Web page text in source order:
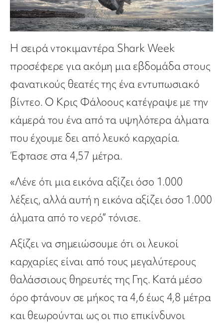
Η σειρά ντοκιμαντέρα Shark Week
προσέφερε για ακόμη μια εβδομάδα στους
φανατικούς θεατές της ένα εντυπωσιακό
βίντεο. Ο Κρις Φάλοους κατέγραψε με την
κάμερά του ένα από τα υψηλότερα άλματα
που έχουμε δει από λευκό καρχαρία.
Έφτασε στα 4,57 μέτρα.
«Λένε ότι μια εικόνα αξίζει όσο 1.000
λέξεις, αλλά αυτή η εικόνα αξίζει όσο 1.000
άλματα από το νερό” τόνισε.
Αξίζει να σημειώσουμε ότι οι λευκοί
καρχαρίες είναι από τους μεγαλύτερους
θαλάσσιους θηρευτές της Γης. Κατά μέσο
όρο φτάνουν σε μήκος τα 4,6 έως 4,8 μέτρα
και θεωρούνται ως οι πιο επικίνδυνοι